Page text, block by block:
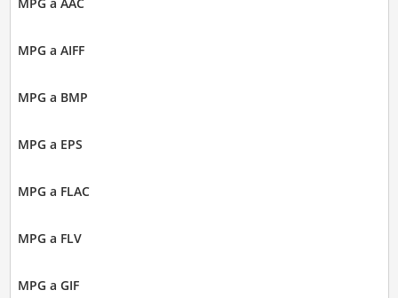
MPG a AIFF
MPG a BMP
MPG a EPS
MPG a FLAC
MPG a FLV
MPG a GIF